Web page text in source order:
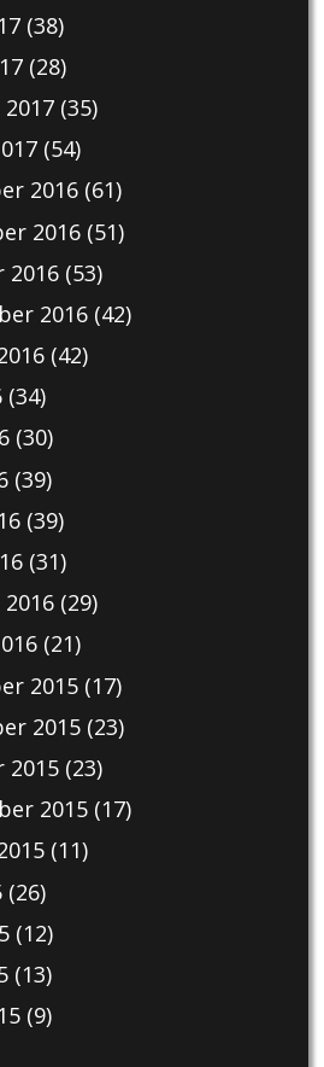
(38)
(28)
(35)
(54)
2016(61)
2016(51)
2016(53)
2016(42)
(42)
(34)
(30)
(39)
(39)
(31)
(29)
(21)
2015(17)
2015(23)
2015(23)
2015(17)
(11)
(26)
(12)
(13)
(9)